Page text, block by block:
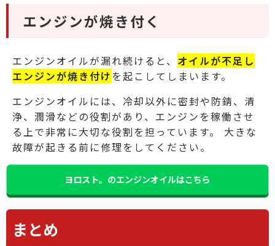
エンジンが焼き付く
エンジンオイルが漏れ続けると、 オイルが不足し
エンジンが焼き付けを起こしてしまいます。
エンジンオイルには、冷却以外に密封や防錆、清
浄、潤滑などの役割があり、エンジンを稼働させ
る上で非常に大切な役割を担っています。 大きな
故障が起きる前に修理をしてください。
ヨロスト。のエンジンオイルはこちら
まとめ